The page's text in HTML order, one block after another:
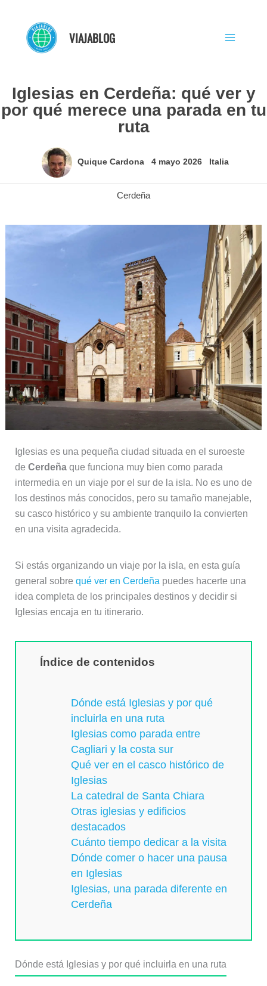
contenido
VIAJABLOG
Iglesias en Cerdeña: qué ver y
por qué merece una parada en tu
ruta
Quique Cardona 4 mayo 2026 Italia
Cerdeña
Iglesias es una pequeña ciudad situada en el suroeste
de Cerdeñaque funciona muy bien como parada
intermedia en un viaje por el sur de la isla. No es uno de
los destinos más conocidos, pero su tamaño manejable,
su casco histórico y su ambiente tranquilo la convierten
en una visita agradecida.
Si estás organizando un viaje por la isla, en esta guía
general sobre qué ver en Cerdeñapuedes hacerte una
idea completa de los principales destinos y decidir si
Iglesias encaja en tu itinerario.
Índice de contenidos
Dónde está Iglesias y por qué
incluirla en una ruta
Iglesias como parada entre
Cagliari y la costa sur
Qué ver en el casco histórico de
Iglesias
La catedral de Santa Chiara
Otras iglesias y edificios
destacados
Cuánto tiempo dedicar a la visita
Dónde comer o hacer una pausa
en Iglesias
Iglesias, una parada diferente en
Cerdeña
Dónde está Iglesias y por qué incluirla en una ruta